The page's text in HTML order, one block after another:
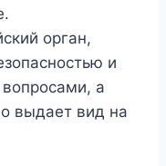
орган,
и
а
выдает вид на